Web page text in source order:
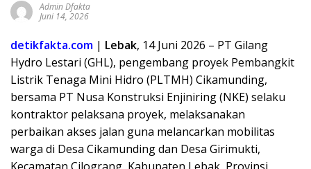
Admin Dfakta
Juni 14, 2026
detikfakta.com | Lebak, 14 Juni 2026 – PT Gilang
Hydro Lestari (GHL), pengembang proyek Pembangkit
Listrik Tenaga Mini Hidro (PLTMH) Cikamunding,
bersama PT Nusa Konstruksi Enjiniring (NKE) selaku
kontraktor pelaksana proyek, melaksanakan
perbaikan akses jalan guna melancarkan mobilitas
warga di Desa Cikamunding dan Desa Girimukti,